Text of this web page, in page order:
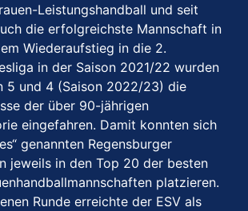
Leistungshandball und seit
die erfolgreichste Mannschaft in
Wiederaufstieg in die 2.
in der Saison 2021/22 wurden
5 und 4 (Saison 2022/23) die
der über 90-jährigen
eingefahren. Damit konnten sich
genannten Regensburger
jeweils in den Top 20 der besten
platzieren.
Runde erreichte der ESV als